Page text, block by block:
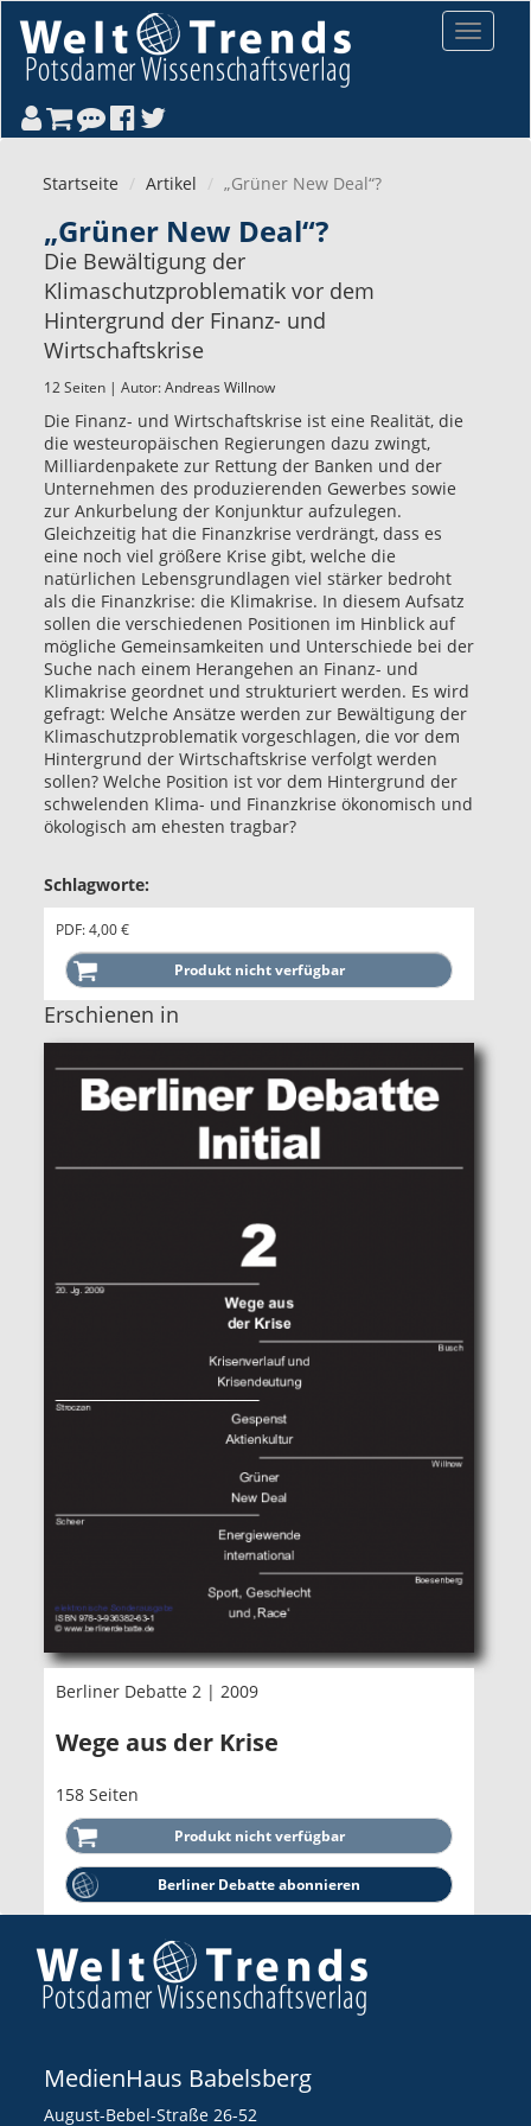
Toggle
Startseite Artikel „Grüner New Deal“?
„Grüner New Deal“?
Die Bewältigung der
Klimaschutzproblematik vor dem
Hintergrund der Finanz- und
Wirtschaftskrise
12 Seiten | Autor:Andreas Willnow
Die Finanz- und Wirtschaftskrise ist eine Realität, die
die westeuropäischen Regierungen dazu zwingt,
Milliardenpakete zur Rettung der Banken und der
Unternehmen des produzierenden Gewerbes sowie
zur Ankurbelung der Konjunktur aufzulegen.
Gleichzeitig hat die Finanzkrise verdrängt, dass es
eine noch viel größere Krise gibt, welche die
natürlichen Lebensgrundlagen viel stärker bedroht
als die Finanzkrise: die Klimakrise. In diesem Aufsatz
sollen die verschiedenen Positionen im Hinblick auf
mögliche Gemeinsamkeiten und Unterschiede bei der
Suche nach einem Herangehen an Finanz- und
Klimakrise geordnet und strukturiert werden. Es wird
gefragt: Welche Ansätze werden zur Bewältigung der
Klimaschutzproblematik vorgeschlagen, die vor dem
Hintergrund der Wirtschaftskrise verfolgt werden
sollen? Welche Position ist vor dem Hintergrund der
schwelenden Klima- und Finanzkrise ökonomisch und
ökologisch am ehesten tragbar?
Schlagworte:
PDF: 4,00 €
Erschienen in
Berliner Debatte 2 | 2009
Wege aus der Krise
158 Seiten
Berliner Debatte abonnieren
MedienHaus Babelsberg
August-Bebel-Straße 26-52